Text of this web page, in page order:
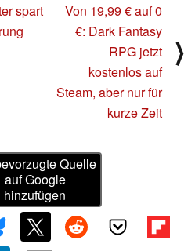
spart
Von 19,99 € auf 0
€: Dark Fantasy
RPG jetzt
kostenlos auf
Steam, aber nur für
kurze Zeit
⟩
Quelle
auf Google
hinzufügen